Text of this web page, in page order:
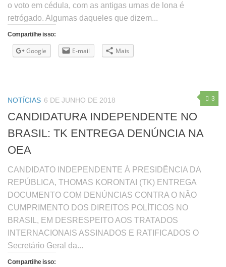
o voto em cédula, com as antigas urnas de lona é
retrógado. Algumas daqueles que dizem...
Compartilhe isso:
Google E-mail Mais
3
NOTÍCIAS 6 DE JUNHO DE 2018
CANDIDATURA INDEPENDENTE NO
BRASIL: TK ENTREGA DENÚNCIA NA
OEA
CANDIDATO INDEPENDENTE À PRESIDÊNCIA DA
REPÚBLICA, THOMAS KORONTAI (TK) ENTREGA
DOCUMENTO COM DENÚNCIAS CONTRA O NÃO
CUMPRIMENTO DOS DIREITOS POLÍTICOS NO
BRASIL, EM DESRESPEITO AOS TRATADOS
INTERNACIONAIS ASSINADOS E RATIFICADOS O
Secretário Geral da...
Compartilhe isso: